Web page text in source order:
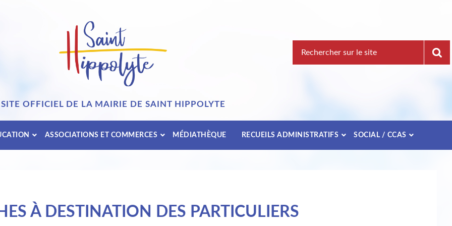
pour
SITE OFFICIEL DE LA MAIRIE DE SAINT HIPPOLYTE
ASSOCIATIONS ET COMMERCES MÉDIATHÈQUE RECUEILS ADMINISTRATIFS SOCIAL / CCAS
À DESTINATION DES PARTICULIERS